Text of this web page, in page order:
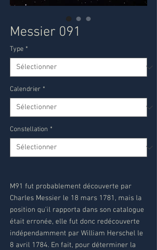
Messier 091
Type *
Calendrier *
Constellation *
M91 fut probablement découverte par
Charles Messier le 18 mars 1781, mais la
position qu'il rapporta dans son catalogue
était erronée, elle fut donc redécouverte
indépendamment par William Herschel le
8 avril 1784. En fait, pour déterminer la